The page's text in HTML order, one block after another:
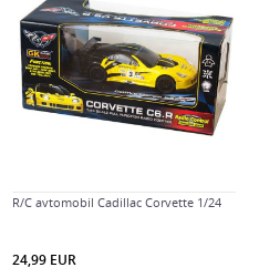
R/C avtomobil Cadillac Corvette 1/24
24,99 EUR